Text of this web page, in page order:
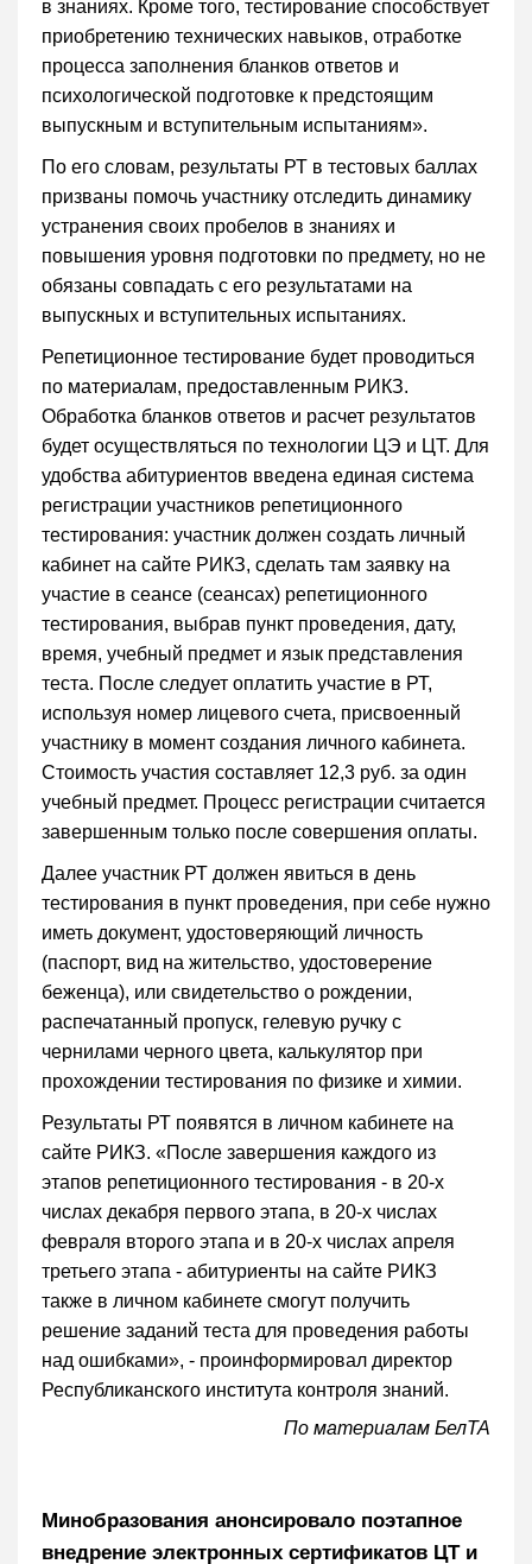
в знаниях. Кроме того, тестирование способствует
приобретению технических навыков, отработке
процесса заполнения бланков ответов и
психологической подготовке к предстоящим
выпускным и вступительным испытаниям».
По его словам, результаты РТ в тестовых баллах
призваны помочь участнику отследить динамику
устранения своих пробелов в знаниях и
повышения уровня подготовки по предмету, но не
обязаны совпадать с его результатами на
выпускных и вступительных испытаниях.
Репетиционное тестирование будет проводиться
по материалам, предоставленным РИКЗ.
Обработка бланков ответов и расчет результатов
будет осуществляться по технологии ЦЭ и ЦТ. Для
удобства абитуриентов введена единая система
регистрации участников репетиционного
тестирования: участник должен создать личный
кабинет на сайте РИКЗ, сделать там заявку на
участие в сеансе (сеансах) репетиционного
тестирования, выбрав пункт проведения, дату,
время, учебный предмет и язык представления
теста. После следует оплатить участие в РТ,
используя номер лицевого счета, присвоенный
участнику в момент создания личного кабинета.
Стоимость участия составляет 12,3 руб. за один
учебный предмет. Процесс регистрации считается
завершенным только после совершения оплаты.
Далее участник РТ должен явиться в день
тестирования в пункт проведения, при себе нужно
иметь документ, удостоверяющий личность
(паспорт, вид на жительство, удостоверение
беженца), или свидетельство о рождении,
распечатанный пропуск, гелевую ручку с
чернилами черного цвета, калькулятор при
прохождении тестирования по физике и химии.
Результаты РТ появятся в личном кабинете на
сайте РИКЗ. «После завершения каждого из
этапов репетиционного тестирования - в 20-х
числах декабря первого этапа, в 20-х числах
февраля второго этапа и в 20-х числах апреля
третьего этапа - абитуриенты на сайте РИКЗ
также в личном кабинете смогут получить
решение заданий теста для проведения работы
над ошибками», - проинформировал директор
Республиканского института контроля знаний.
По материалам БелТА
Минобразования анонсировало поэтапное
внедрение электронных сертификатов ЦТ и